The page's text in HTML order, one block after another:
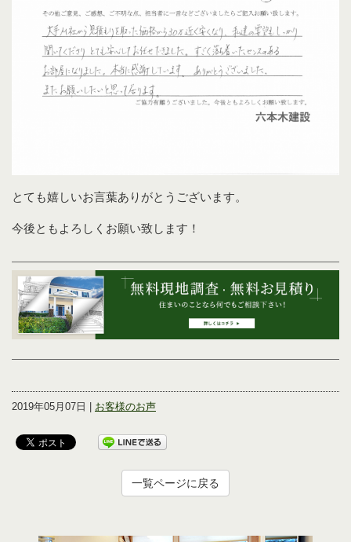
とても嬉しいお言葉ありがとうございます。
今後ともよろしくお願い致します！
2019年05月07日 | お客様のお声
一覧ページに戻る